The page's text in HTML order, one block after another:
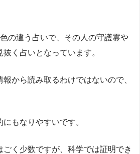
の違う占いで、その人の守護霊や
く占いとなっています。
から読み取るわけではないので、
もなりやすいです。
ごく少数ですが、科学では証明でき